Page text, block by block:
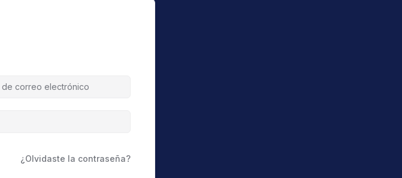
¿Olvidaste la contraseña?